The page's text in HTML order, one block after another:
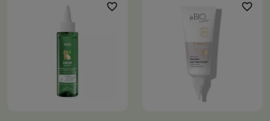
naturalnych, formuła wegańska
favorite_border favorite_border